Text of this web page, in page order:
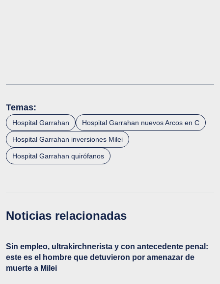
Temas:
Hospital Garrahan Hospital Garrahan nuevos Arcos en C
Hospital Garrahan inversiones Milei
Hospital Garrahan quirófanos
Noticias relacionadas
Sin empleo, ultrakirchnerista y con antecedente penal:
este es el hombre que detuvieron por amenazar de
muerte a Milei